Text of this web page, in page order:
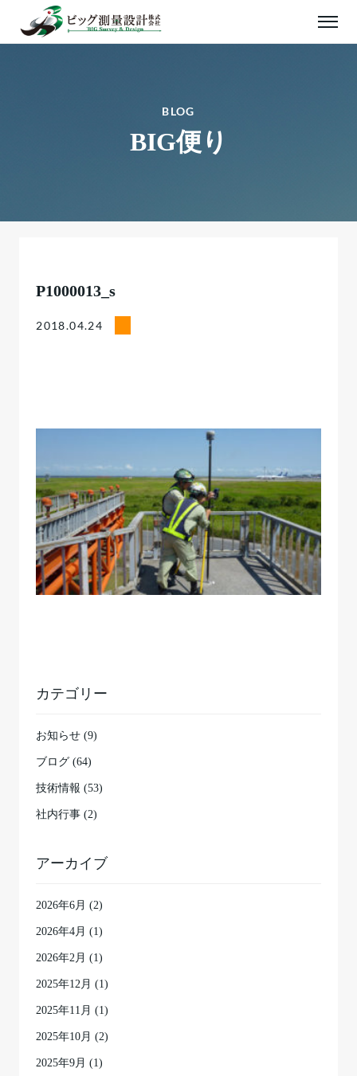
BLOG
BIG便り
P1000013_s
2018.04.24
カテゴリー
お知らせ (9)
ブログ (64)
技術情報 (53)
社内行事 (2)
アーカイブ
2026年6月 (2)
2026年4月 (1)
2026年2月 (1)
2025年12月 (1)
2025年11月 (1)
2025年10月 (2)
2025年9月 (1)